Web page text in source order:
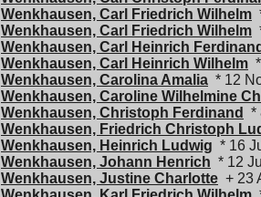
Wenkhausen, Carl Friedrich Wilhelm
Wenkhausen, Carl Friedrich Wilhelm
Wenkhausen, Carl Heinrich Ferdinand
Wenkhausen, Carl Heinrich Wilhelm
Wenkhausen, Carolina Amalia * 12
Wenkhausen, Caroline Wilhelmine
Wenkhausen, Christoph Ferdinand
*
Wenkhausen, Friedrich Christoph
Wenkhausen, Heinrich Ludwig * 16
Wenkhausen, Johann Henrich * 12
Wenkhausen, Justine Charlotte + 23